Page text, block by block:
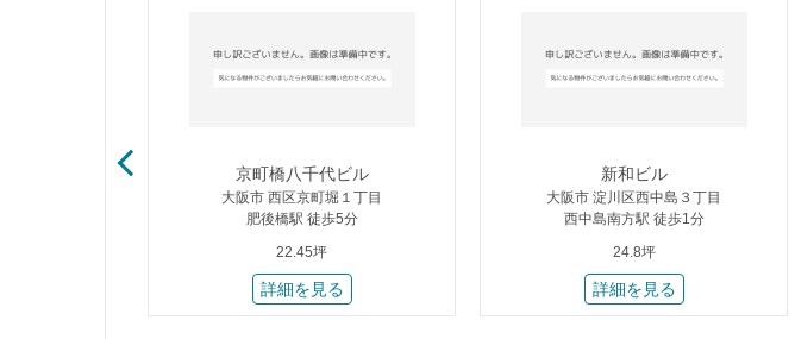
京町橋八千代ビル
大阪市 西区京町堀１丁目
肥後橋駅 徒歩5分
22.45坪
詳細を見る
新和ビル
大阪市 淀川区西中島３丁目
西中島南方駅 徒歩1分
24.8坪
詳細を見る